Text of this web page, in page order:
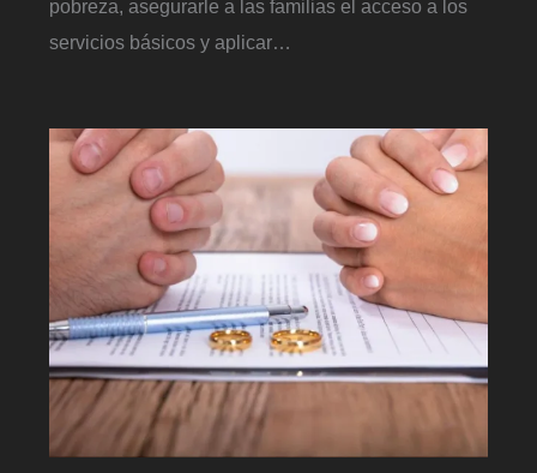
pobreza, asegurarle a las familias el acceso a los
servicios básicos y aplicar…